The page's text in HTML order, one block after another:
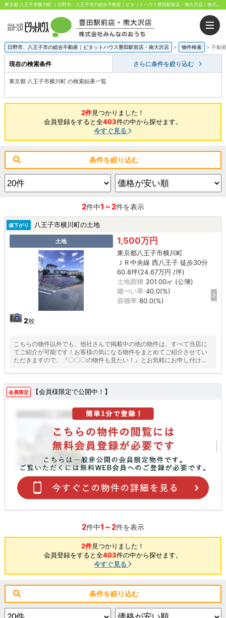
東京都 八王子市横川町 ｜日野市、八王子市の総合不動産｜ピタットハウス豊田駅前店・南大沢店｜株式会社みんなのおうち
日野市、八王子市の総合不動産｜ピタットハウス豊田駅前店・南大沢店 > 物件検索 > 不動
現在の検索条件 さらに条件を絞り込む
東京都 八王子市横川町 の検索結果一覧
2件見つかりました！
会員登録をすると全403件の中から探せます。
今すぐ見る
条件を絞り込む
2件中1～2件を表示
値下がり 八王子市横川町の土地
土地
2枚
1,500万円
東京都八王子市横川町
ＪＲ中央線 西八王子 徒歩30分
60.8坪(24.67万円 /坪)
土地面積 201.00㎡ (公簿)
建ぺい率 40.0(%)
容積率 80.0(%)
こちらの物件以外でも、他社さんで掲載中の他の物件は、すべて当店に
てご紹介が可能です！お客様の気になる物件をまとめてご紹介させてい
ただきますので、『〇〇〇の物件も見たい！』とお気軽にお申し付けく
会員限定 【会員様限定で公開中！】
2件中1～2件を表示
2件見つかりました！
会員登録をすると全403件の中から探せます。
今すぐ見る
条件を絞り込む